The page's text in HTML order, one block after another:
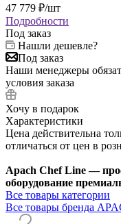
47 779 ₽/шт
Подробности
Под заказ
Нашли дешевле?
Под заказ
Наши менеджеры
условия заказа
Хочу в подарок
Характеристики
Цена действительна
отличаться от цен в
Apach Chef Line —
оборудование
Все товары категории
Все товары бренда